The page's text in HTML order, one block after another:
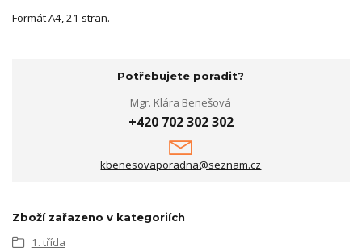
Formát A4, 21 stran.
Potřebujete poradit?
Mgr. Klára Benešová
+420 702 302 302
kbenesovaporadna@seznam.cz
Zboží zařazeno v kategoriích
1. třída